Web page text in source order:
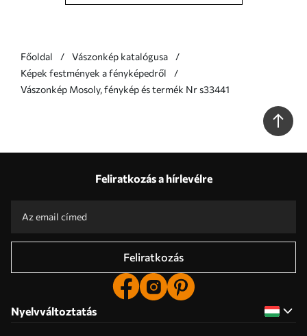
Főoldal
Vászonkép katalógusa
Képek festmények a fényképedről
Vászonkép Mosoly, fénykép és termék Nr s33441
Feliratkozás a hírlevélre
Feliratkozás
Nyelvváltoztatás